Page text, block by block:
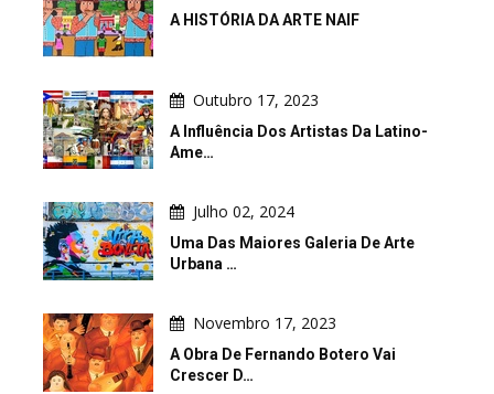
A HISTÓRIA DA ARTE NAIF
Outubro 17, 2023
A Influência Dos Artistas Da Latino-
Ame…
Julho 02, 2024
Uma Das Maiores Galeria De Arte
Urbana …
Novembro 17, 2023
A Obra De Fernando Botero Vai
Crescer D…